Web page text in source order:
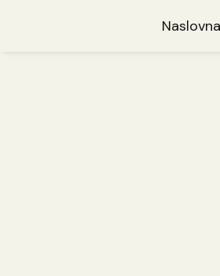
Naslovna